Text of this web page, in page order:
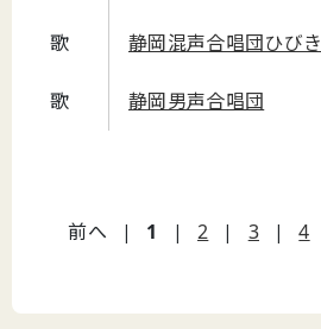
歌 静岡混声合唱団ひびき
歌 静岡男声合唱団
前へ | 1 | 2 | 3 | 4